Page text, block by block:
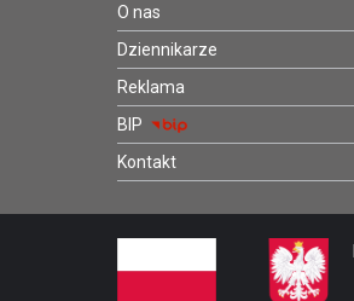
O nas
Dziennikarze
Reklama
BIP
Kontakt